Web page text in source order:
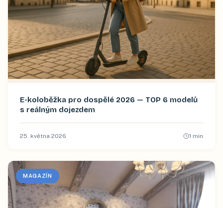
E-koloběžka pro dospělé 2026 — TOP 6 modelů
s reálným dojezdem
25. května 2026 1 min
MAGAZÍN